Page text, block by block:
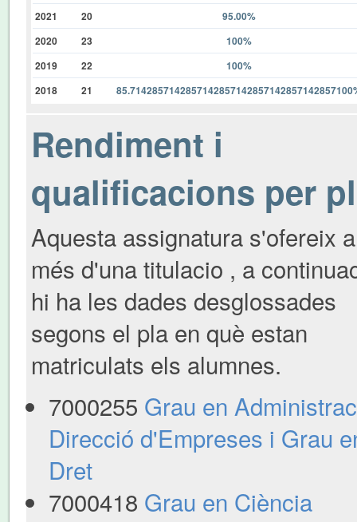
2021
20
95.00%
2020
23
100%
2019
22
100%
2018
21
Rendiment i
qualificacions per
Aquesta assignatura s'ofereix a
més d'una titulacio , a
hi ha les dades desglossades
segons el pla en què estan
matriculats els alumnes.
7000255 Grau en
Direcció d'Empreses i Grau
Dret
7000418 Grau en Ciència